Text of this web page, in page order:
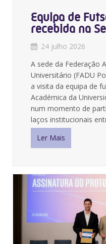
Equipa de
recebida na
24 julho 2026
A sede da Federação
Universitário (FADU
a visita da equipa de
Académica da
num momento de
laços institucionais
Ler Mais